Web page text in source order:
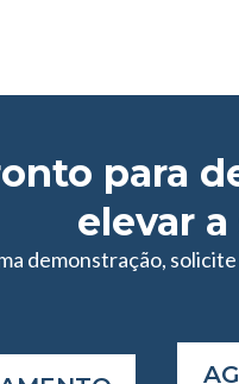
para
elevar
demonstração,